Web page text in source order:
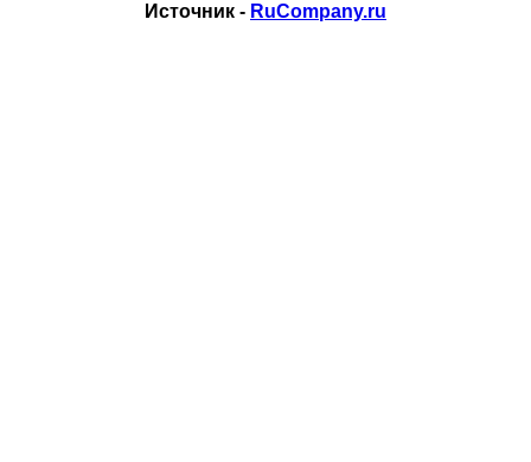
Источник - RuCompany.ru